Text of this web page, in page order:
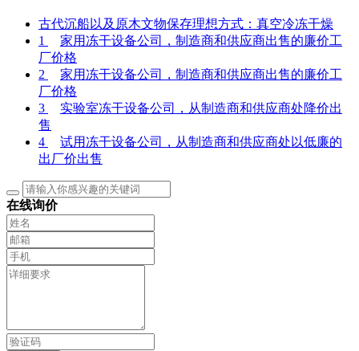
古代沉船以及原木文物保存理想方式：真空冷冻干燥
1
家用冻干设备公司，制造商和供应商出售的廉价工
厂价格
2
家用冻干设备公司，制造商和供应商出售的廉价工
厂价格
3
实验室冻干设备公司，从制造商和供应商处降价出
售
4
试用冻干设备公司，从制造商和供应商处以低廉的
出厂价出售
在线询价